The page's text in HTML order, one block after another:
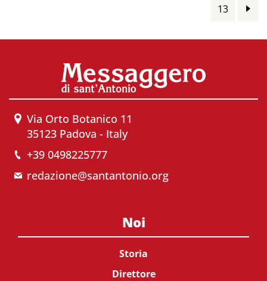
13
Via Orto Botanico 11
35123 Padova - Italy
+39 0498225777
redazione@santantonio.org
Noi
Storia
Direttore